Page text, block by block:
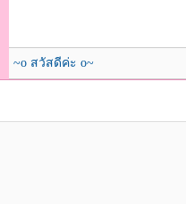
~o สวัสดีค่ะ o~